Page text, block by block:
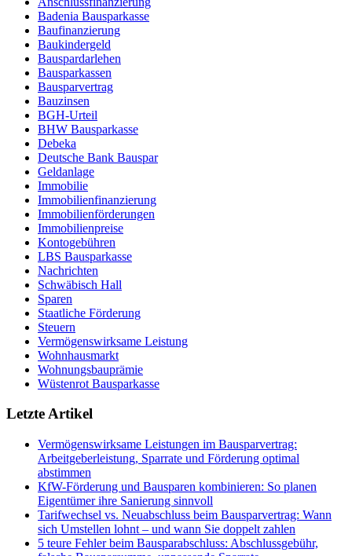
Badenia Bausparkasse
Baufinanzierung
Baukindergeld
Bauspardarlehen
Bausparkassen
Bausparvertrag
Bauzinsen
BGH-Urteil
BHW Bausparkasse
Debeka
Deutsche Bank Bauspar
Geldanlage
Immobilie
Immobilienfinanzierung
Immobilienförderungen
Immobilienpreise
Kontogebühren
LBS Bausparkasse
Nachrichten
Schwäbisch Hall
Sparen
Staatliche Förderung
Steuern
Vermögenswirksame Leistung
Wohnhausmarkt
Wohnungsbauprämie
Wüstenrot Bausparkasse
Letzte Artikel
Vermögenswirksame Leistungen im Bausparvertrag:
Arbeitgeberleistung, Sparrate und Förderung optimal
abstimmen
KfW-Förderung und Bausparen kombinieren: So planen
Eigentümer ihre Sanierung sinnvoll
Tarifwechsel vs. Neuabschluss beim Bausparvertrag: Wann
sich Umstellen lohnt – und wann Sie doppelt zahlen
5 teure Fehler beim Bausparabschluss: Abschlussgebühr,